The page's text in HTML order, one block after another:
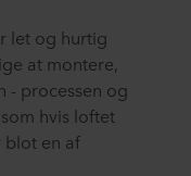
specifik
for dine
let og hurtig
at montere,
- processen og
hvis loftet
blot en af